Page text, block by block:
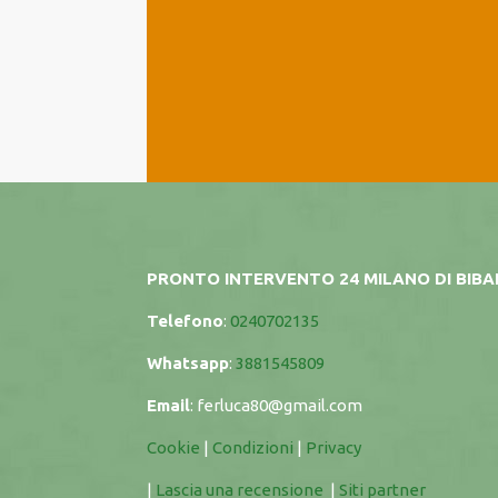
PRONTO INTERVENTO 24 MILANO DI
Telefono:0240702135
Whatsapp:3881545809
Email: ferluca80@gmail.com
Cookie |Condizioni | Privacy
| Lascia una recensione |Siti partner